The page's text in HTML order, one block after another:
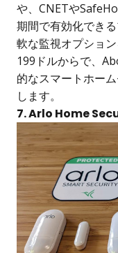
や、CNETや
期間で有効化でき
軟な監視オプショ
199ドルからで、
的なスマートホー
します。
7. Arlo Home